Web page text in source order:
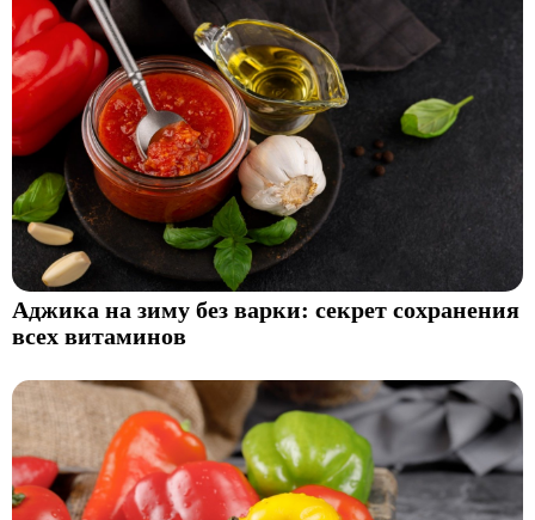
Аджика на зиму без варки: секрет сохранения
всех витаминов